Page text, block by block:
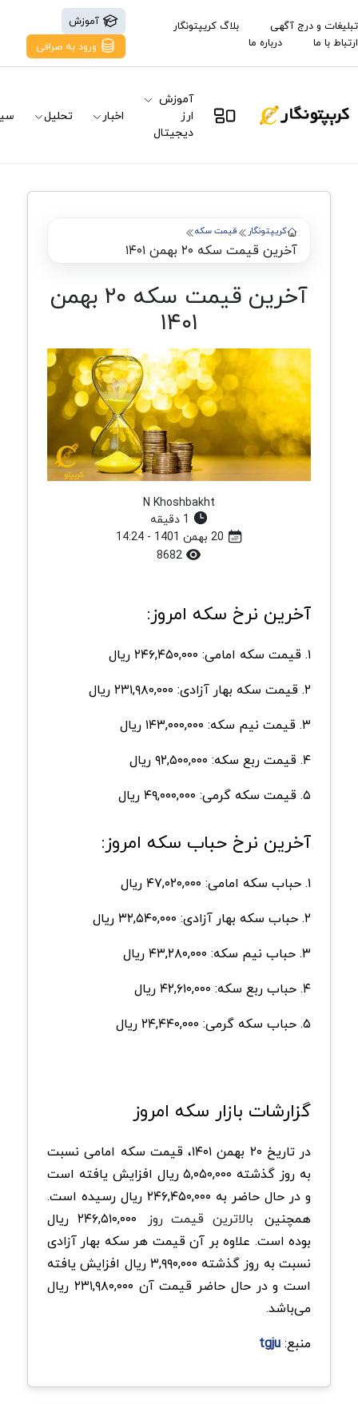
تبلیغات و درج آگهی
بلاگ کریپتونگار
ارتباط با ما
درباره ما
آموزش
ورود به صرافی
آموزش
ارز
دیجیتال
اخبار تحلیل
کریپتونگار قیمت سکه
آخرین قیمت سکه ۲۰ بهمن ۱۴۰۱
آخرین قیمت سکه ۲۰ بهمن
۱۴۰۱
N Khoshbakht
آخرین نرخ سکه امروز:
۱. قیمت سکه امامی: ۲۴۶,۴۵۰,۰۰۰ ریال
۲. قیمت سکه بهار آزادی: ۲۳۱,۹۸۰,۰۰۰ ریال
۳. قیمت نیم سکه: ۱۴۳,۰۰۰,۰۰۰ ریال
۴. قیمت ربع سکه: ۹۲,۵۰۰,۰۰۰ ریال
۵. قیمت سکه گرمی: ۴۹,۰۰۰,۰۰۰ ریال
آخرین نرخ حباب سکه امروز:
۱. حباب سکه امامی: ۴۷,۰۲۰,۰۰۰ ریال
۲. حباب سکه بهار آزادی: ۳۲,۵۴۰,۰۰۰ ریال
۳. حباب نیم سکه: ۴۳,۲۸۰,۰۰۰ ریال
۴. حباب ربع سکه: ۴۲,۶۱۰,۰۰۰ ریال
۵. حباب سکه گرمی: ۲۴,۴۴۰,۰۰۰ ریال
گزارشات بازار سکه امروز
در تاریخ ۲۰ بهمن ۱۴۰۱، قیمت سکه امامی نسبت
به روز گذشته ۵,۰۵۰,۰۰۰ ریال افزایش یافته است
و در حال حاضر به ۲۴۶,۴۵۰,۰۰۰ ریال رسیده است.
همچنین بالاترین قیمت روز
۲۴۶,۵۱۰,۰۰۰ ریال
بوده است. علاوه بر آن قیمت هر سکه بهار آزادی
نسبت به روز گذشته ۳,۹۹۰,۰۰۰ ریال افزایش یافته
است و در حال حاضر قیمت آن ۲۳۱,۹۸۰,۰۰۰ ریال
می‌باشد.
منبع:tgju